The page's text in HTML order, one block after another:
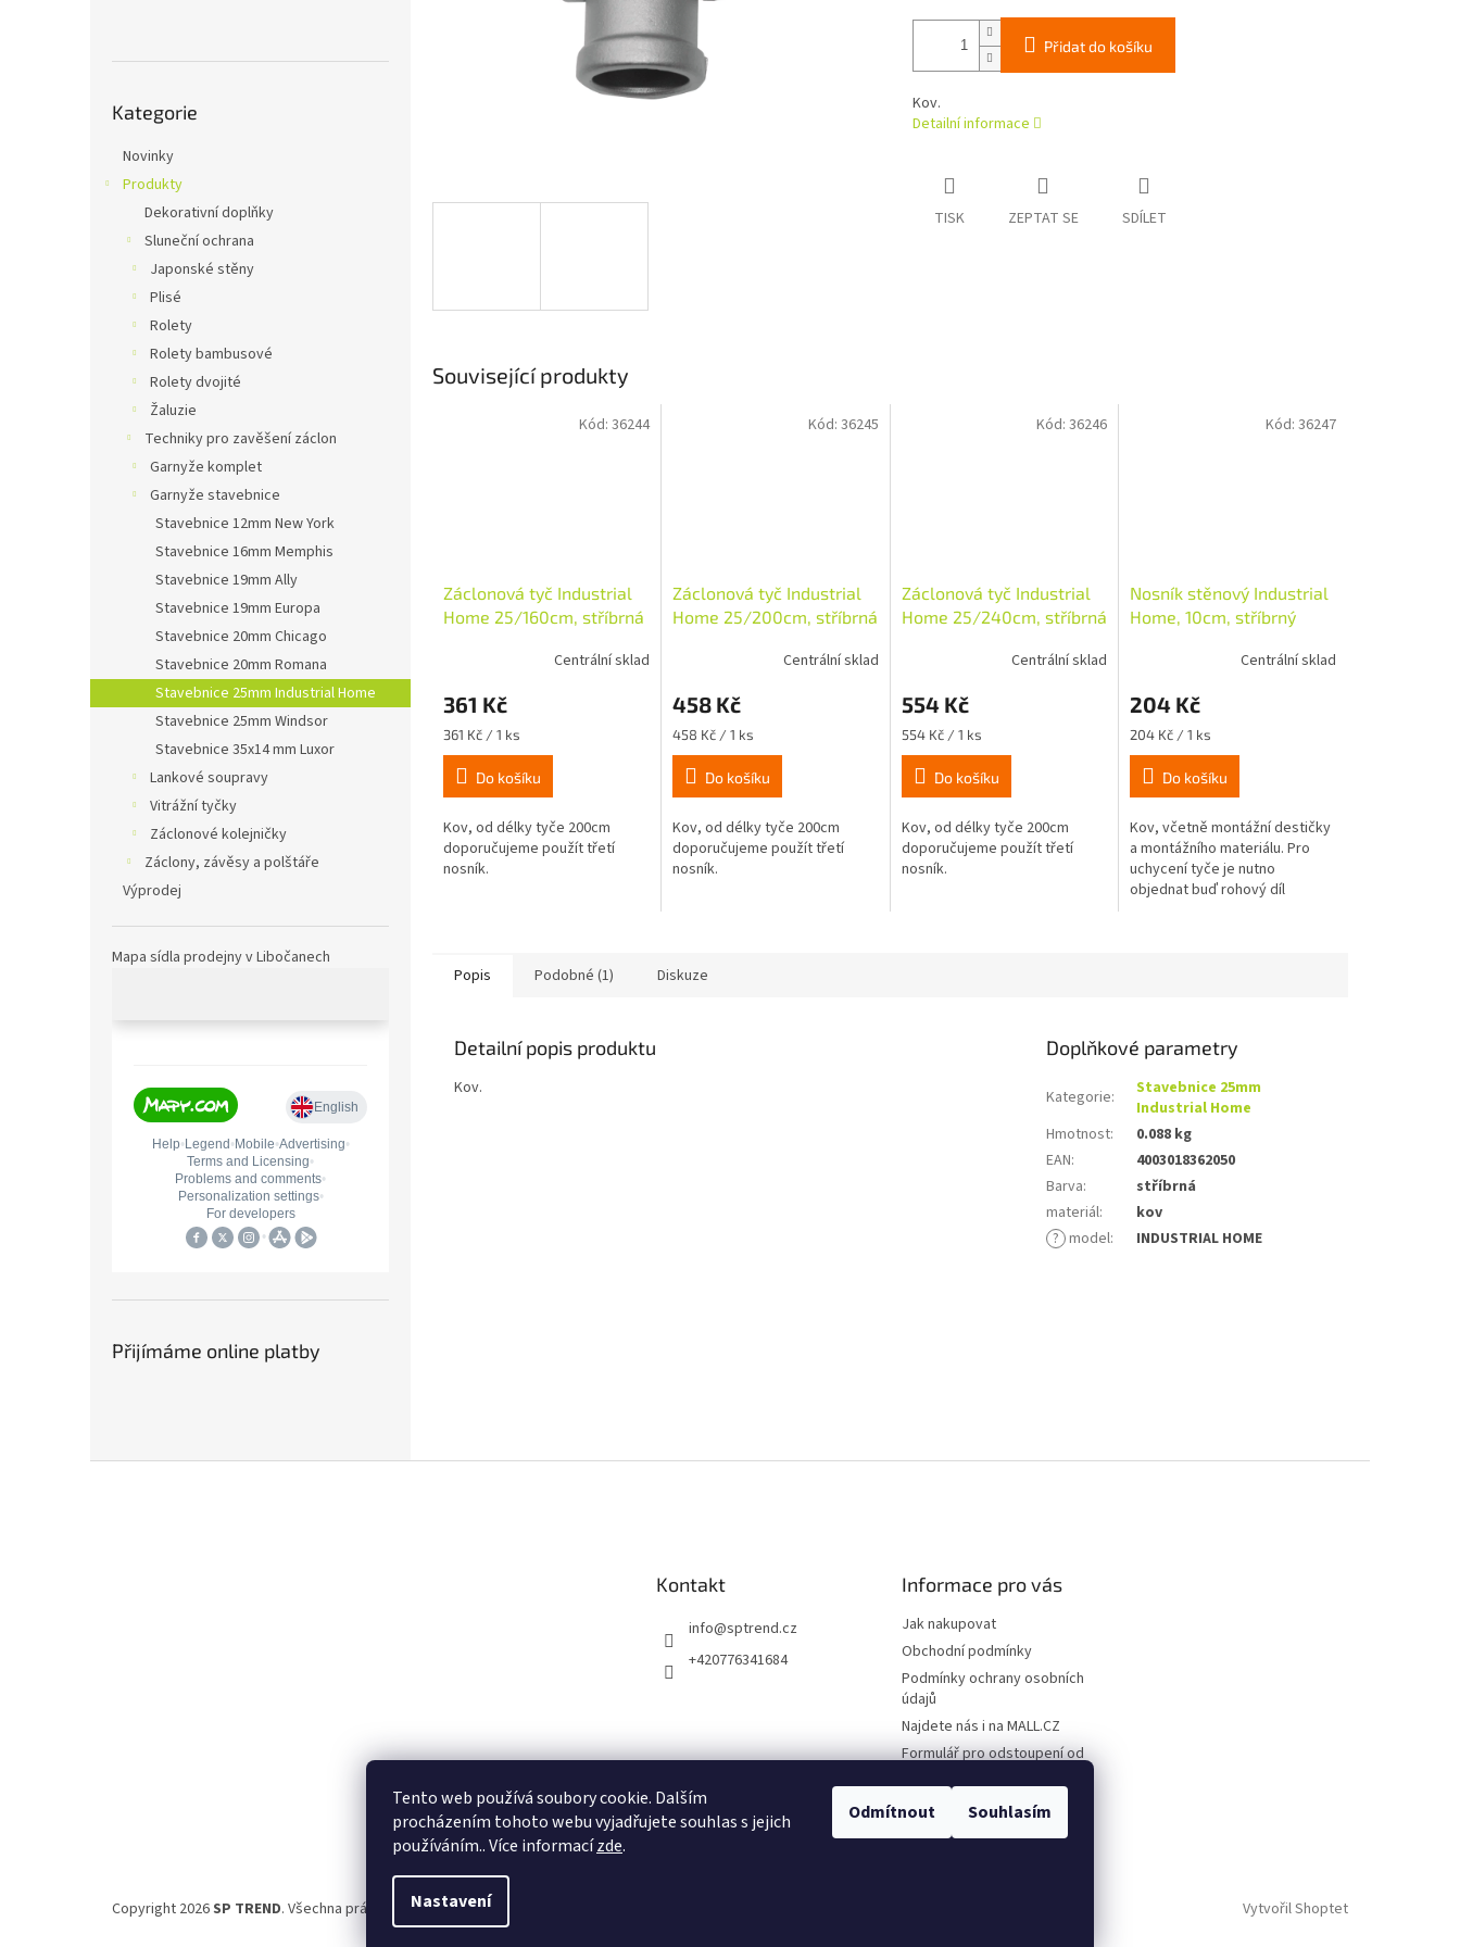
Tento web používá soubory cookie. Dalším
procházením tohoto webu vyjadřujete souhlas s jejich
používáním.. Více informacízde.
Nastavení
Odmítnout Souhlasím
kategorie
Kategorie
Novinky
Produkty
Dekorativní doplňky
Sluneční ochrana
Japonské stěny
Plisé
Rolety
Rolety bambusové
Rolety dvojité
Žaluzie
Techniky pro zavěšení záclon
Garnyže komplet
Garnyže stavebnice
Stavebnice 12mm New York
Stavebnice 16mm Memphis
Stavebnice 19mm Ally
Stavebnice 19mm Europa
Stavebnice 20mm Chicago
Stavebnice 20mm Romana
Stavebnice 25mm Industrial Home
Stavebnice 25mm Windsor
Stavebnice 35x14 mm Luxor
Lankové soupravy
Vitrážní tyčky
Záclonové kolejničky
Záclony, závěsy a polštáře
Výprodej
Mapa sídla prodejny v Libočanech
Přijímáme online platby
Přidat do košíku
Kov.
Detailní informace
TISK ZEPTAT SE SDÍLET
Související produkty
Záclonová tyč Industrial
Home 25/160cm, stříbrná
Centrální sklad
361 Kč
Měrná
cena:
361 Kč / 1 ks
Do košíku
Kov, od délky tyče 200cm
doporučujeme použít třetí
nosník.
Kód: 36244
Záclonová tyč Industrial
Home 25/200cm, stříbrná
Centrální sklad
458 Kč
Měrná
cena:
458 Kč / 1 ks
Do košíku
Kov, od délky tyče 200cm
doporučujeme použít třetí
nosník.
Kód: 36245
Záclonová tyč Industrial
Home 25/240cm, stříbrná
Centrální sklad
554 Kč
Měrná
cena:
554 Kč / 1 ks
Do košíku
Kov, od délky tyče 200cm
doporučujeme použít třetí
nosník.
Kód:36246
Nosník stěnový Industrial
Home, 10cm, stříbrný
Centrální sklad
204 Kč
Měrná
cena:
204 Kč / 1 ks
Do košíku
Kov, včetně montážní destičky
a montážního materiálu. Pro
uchycení tyče je nutno
objednat buď rohový díl
Kód: 36247
Popis Podobné (1) Diskuze
Detailní popis produktu
Kov.
Doplňkové parametry
Kategorie:
Stavebnice 25mm
Industrial Home
Hmotnost:
0.088 kg
EAN:
4003018362050
Barva:
stříbrná
materiál:
kov
? model: INDUSTRIAL HOME
Kontakt
info@sptrend.cz
+420776341684
Informace pro vás
Jak nakupovat
Obchodní podmínky
Podmínky ochrany osobních
údajů
Najdete nás i na MALL.CZ
Formulář pro odstoupení od
Formulář pro uplatnění
reklamace
Vytvořil Shoptet
Copyright 2026SP TREND. Všechna práva vyhrazena.